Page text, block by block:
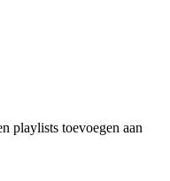
playlists toevoegen aan